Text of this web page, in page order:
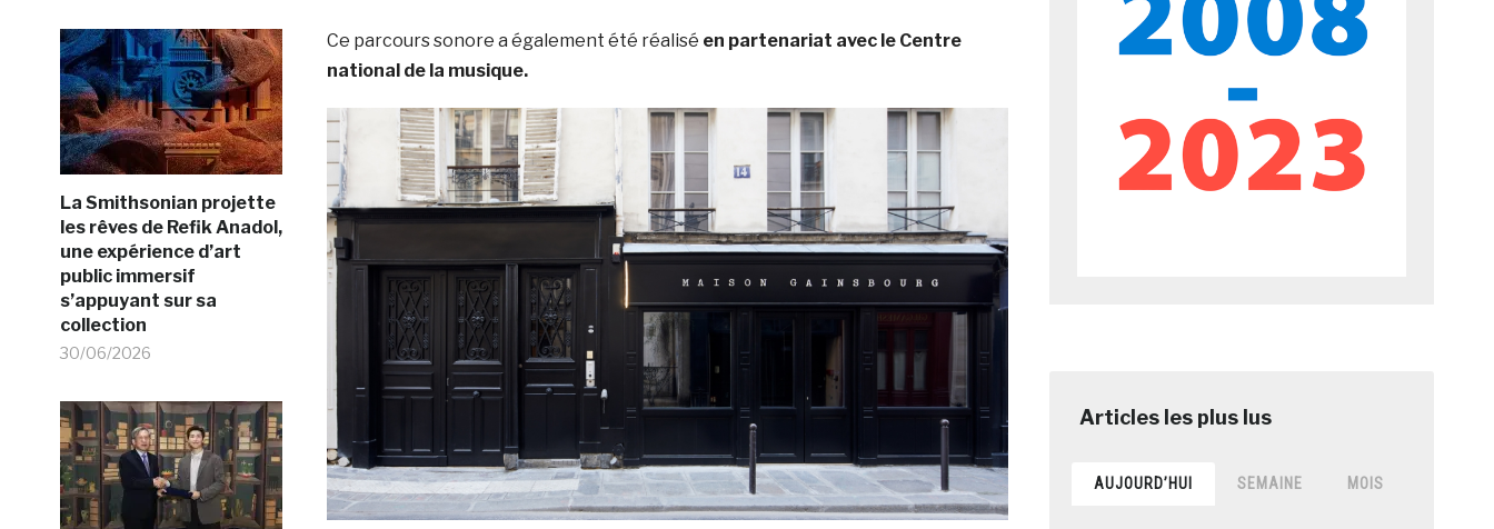
La Smithsonian projette
les rêves de Refik Anadol,
une expérience d’art
public immersif
s’appuyant sur sa
collection
30/06/2026
Ce parcours sonore a également été réalisé en partenariat avec le Centre
national de la musique.
AUJOURD’HUI SEMAINE MOIS